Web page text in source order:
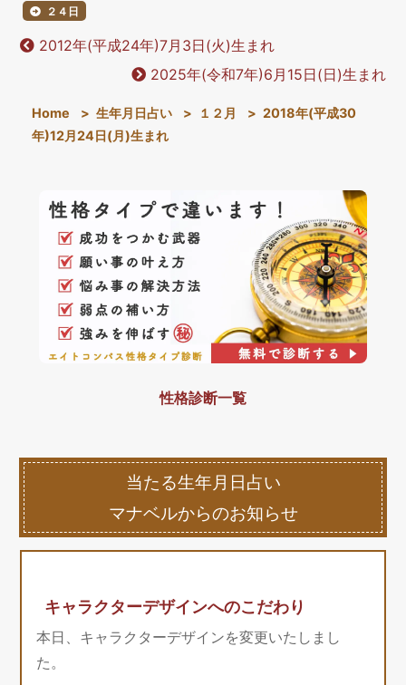
２４日
2012年(平成24年)7月3日(火)生まれ
2025年(令和7年)6月15日(日)生まれ
Home > 生年月日占い > １２月 > 2018年(平成30
年)12月24日(月)生まれ
性格診断一覧
当たる生年月日占い
マナベルからのお知らせ
キャラクターデザインへのこだわり
本日、キャラクターデザインを変更いたしまし
た。